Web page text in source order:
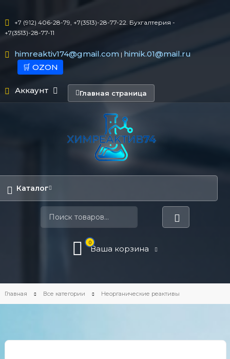
+7 (912) 406-28-79, +7(3513)-28-77-22. Бухгалтерия -
+7(3513)-28-77-11
himreaktiv174@gmail.com| himik.01@mail.ru
🛒 OZON
Аккаунт Главная страница
Каталог
0
Ваша корзина
Главная Все категории Неорганические реактивы